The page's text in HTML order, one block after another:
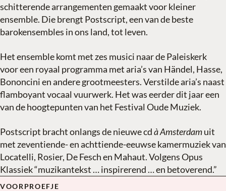
schitterende arrangementen gemaakt voor kleiner
ensemble. Die brengt Postscript, een van de beste
barokensembles in ons land, tot leven.
Het ensemble komt met zes musici naar de Paleiskerk
voor een royaal programma met aria’s van Händel, Hasse,
Bononcini en andere grootmeesters. Verstilde aria’s naast
flamboyant vocaal vuurwerk. Het was eerder dit jaar een
van de hoogtepunten van het Festival Oude Muziek.
Postscript bracht onlangs de nieuwe cdà Amsterdamuit
met zeventiende- en achttiende-eeuwse kamermuziek van
Locatelli, Rosier, De Fesch en Mahaut. Volgens Opus
Klassiek “muzikantekst … inspirerend … en betoverend.”
VOORPROEFJE